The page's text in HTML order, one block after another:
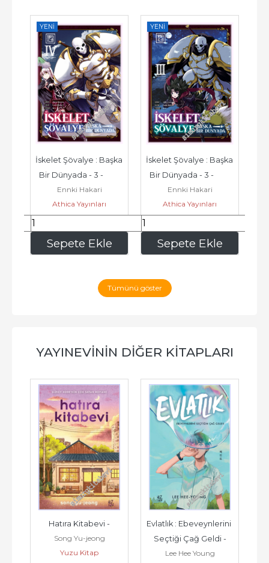
YENI
Sepete Ekle
İskelet Şövalye : Başka
Bir Dünyada - 3 -
2026
Ennki Hakari
Athica Yayınları
192,00
YENI
Sepete Ekle
İskelet Şövalye : Başka
Bir Dünyada - 3 -
2025
Ennki Hakari
Athica Yayınları
192,00
Tümünü göster
YAYINEVININ DIĞER KITAPLARI
Hatıra Kitabevi -
Song Yu-jeong
Yuzu Kitap
Evlatlık : Ebeveynlerini
Seçtiği Çağ Geldi -
Lee Hee Young